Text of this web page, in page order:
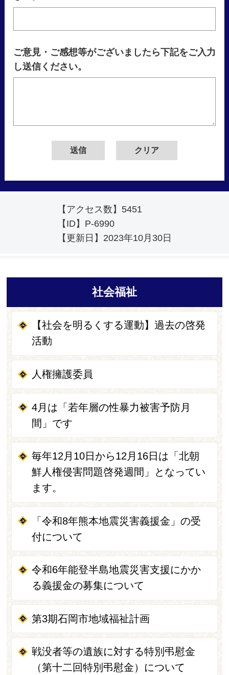
ご意見・ご感想等がございましたら下記をご入力
し送信ください。
【アクセス数】 5451
【ID】 P-6990
【更新日】 2023年10月30日
社会福祉
【社会を明るくする運動】過去の啓発
活動
人権擁護委員
4月は「若年層の性暴力被害予防月
間」です
毎年12月10日から12月16日は「北朝
鮮人権侵害問題啓発週間」となってい
ます。
「令和8年熊本地震災害義援金」の受
付について
令和6年能登半島地震災害支援にかか
る義援金の募集について
第3期石岡市地域福祉計画
戦没者等の遺族に対する特別弔慰金
（第十二回特別弔慰金）について